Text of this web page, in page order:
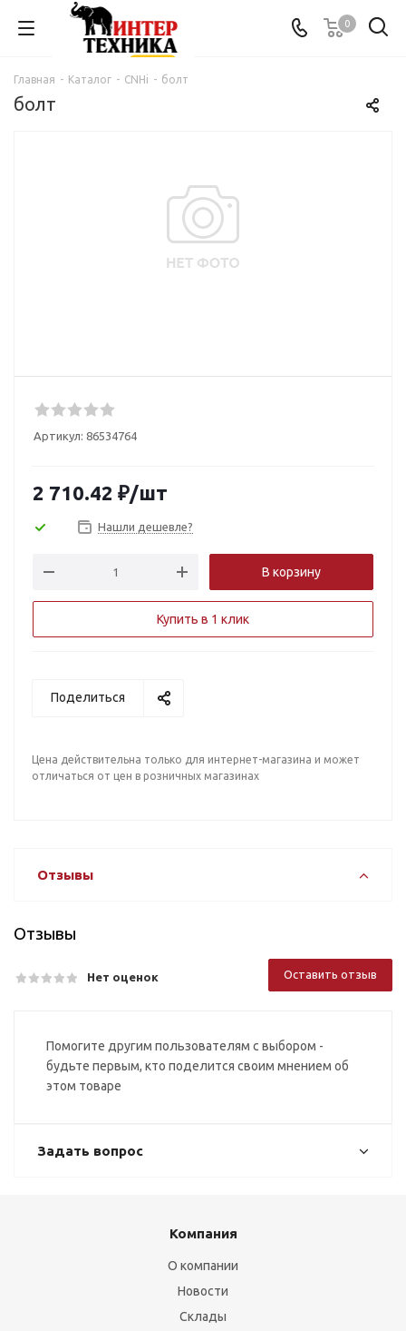
0
Главная - Каталог - CNHi - болт
болт
Артикул: 86534764
2 710.42 ₽/шт
Нашли дешевле?
В корзину
Купить в 1 клик
Поделиться
Цена действительна только для интернет-магазина и может
отличаться от цен в розничных магазинах
Отзывы
Отзывы
Нет оценок Оставить отзыв
Помогите другим пользователям с выбором -
будьте первым, кто поделится своим мнением об
этом товаре
Задать вопрос
Компания
О компании
Новости
Склады